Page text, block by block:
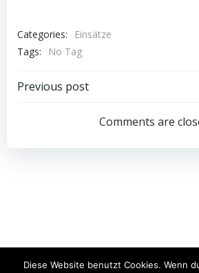
Categories:
Einsätze
Tags:
No Tag
Post
navigation
Previous post
Comments are
© 2026 Freiwillige Feuerwehr
Diese Website benutzt Cookies. Wenn